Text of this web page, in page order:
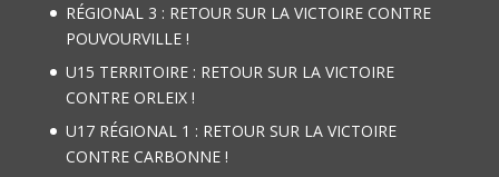
RÉGIONAL 3 : RETOUR SUR LA VICTOIRE CONTRE
POUVOURVILLE !
U15 TERRITOIRE : RETOUR SUR LA VICTOIRE
CONTRE ORLEIX !
U17 RÉGIONAL 1 : RETOUR SUR LA VICTOIRE
CONTRE CARBONNE !